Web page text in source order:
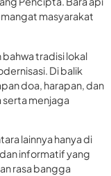
masyarakat
tradisi lokal
Di balik
doa, harapan, dan
serta menjaga
lainnya hanya di
informatif yang
rasa bangga